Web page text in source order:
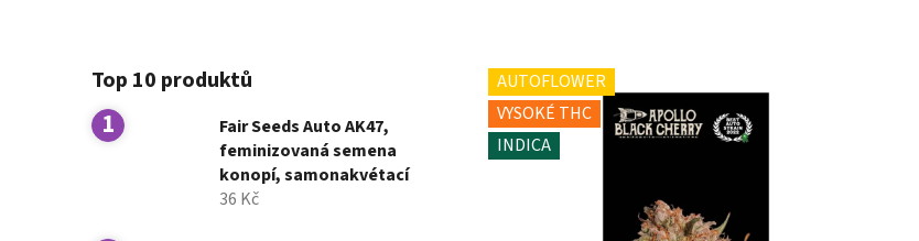
o
s
t
n
Top 10 produktů
Fair Seeds Auto AK47,
feminizovaná semena
konopí, samonakvétací
36 Kč
AUTOFLOWER
VYSOKÉ THC
INDICA